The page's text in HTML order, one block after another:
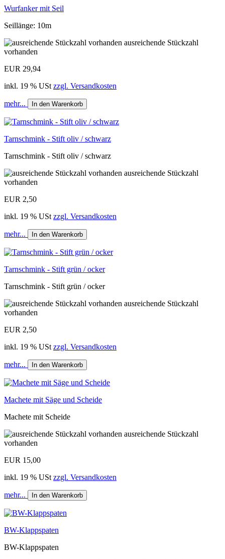
Wurfanker mit Seil
Seillänge: 10m
ausreichende Stückzahl
vorhanden
EUR 29,94
inkl. 19 % USt zzgl. Versandkosten
mehr... In den Warenkorb
Tarnschmink - Stift oliv / schwarz
Tarnschmink - Stift oliv / schwarz
ausreichende Stückzahl
vorhanden
EUR 2,50
inkl. 19 % USt zzgl. Versandkosten
mehr... In den Warenkorb
Tarnschmink - Stift grün / ocker
Tarnschmink - Stift grün / ocker
ausreichende Stückzahl
vorhanden
EUR 2,50
inkl. 19 % USt zzgl. Versandkosten
mehr... In den Warenkorb
Machete mit Säge und Scheide
Machete mit Scheide
ausreichende Stückzahl
vorhanden
EUR 15,00
inkl. 19 % USt zzgl. Versandkosten
mehr... In den Warenkorb
BW-Klappspaten
BW-Klappspaten